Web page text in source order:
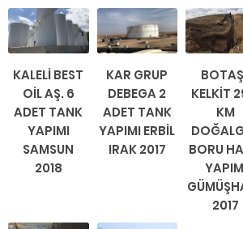
KALELİ BEST
OİL AŞ. 6
ADET TANK
YAPIMI
SAMSUN
2018
KAR GRUP
DEBEGA 2
ADET TANK
YAPIMI ERBİL
IRAK 2017
KELKİT
KM
BORU
2017